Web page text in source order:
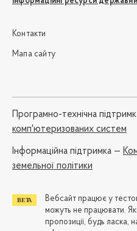
Контакти
Мапа сайту
Програмно-технічна
комп'ютеризованих систем
Iнформаційна підтримка —
земельної політики
Вебсайт працює у
можуть не працювати.
пропозиції, будь ласка,